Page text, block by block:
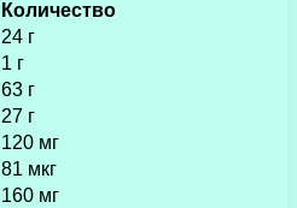
Количество
24 г
1 г
63 г
27 г
120 мг
81 мкг
160 мг